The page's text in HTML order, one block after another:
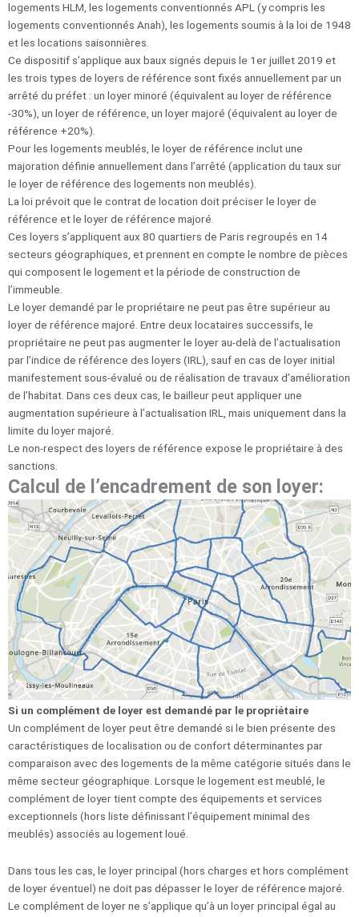
logements HLM, les logements conventionnés APL (y compris les
logements conventionnés Anah), les logements soumis à la loi de 1948
et les locations saisonnières.
Ce dispositif s’applique aux baux signés depuis le 1er juillet 2019 et
les trois types de loyers de référence sont fixés annuellement par un
arrêté du préfet : un loyer minoré (équivalent au loyer de référence
-30%), un loyer de référence, un loyer majoré (équivalent au loyer de
référence +20%).
Pour les logements meublés, le loyer de référence inclut une
majoration définie annuellement dans l’arrêté (application du taux sur
le loyer de référence des logements non meublés).
La loi prévoit que le contrat de location doit préciser le loyer de
référence et le loyer de référence majoré.
Ces loyers s’appliquent aux 80 quartiers de Paris regroupés en 14
secteurs géographiques, et prennent en compte le nombre de pièces
qui composent le logement et la période de construction de
l’immeuble.
Le loyer demandé par le propriétaire ne peut pas être supérieur au
loyer de référence majoré. Entre deux locataires successifs, le
propriétaire ne peut pas augmenter le loyer au-delà de l’actualisation
par l’indice de référence des loyers (IRL), sauf en cas de loyer initial
manifestement sous-évalué ou de réalisation de travaux d’amélioration
de l’habitat. Dans ces deux cas, le bailleur peut appliquer une
augmentation supérieure à l’actualisation IRL, mais uniquement dans la
limite du loyer majoré.
Le non-respect des loyers de référence expose le propriétaire à des
sanctions.
Calcul de l’encadrement de son loyer:
Si un complément de loyer est demandé par le propriétaire
Un complément de loyer peut être demandé si le bien présente des
caractéristiques de localisation ou de confort déterminantes par
comparaison avec des logements de la même catégorie situés dans le
même secteur géographique. Lorsque le logement est meublé, le
complément de loyer tient compte des équipements et services
exceptionnels (hors liste définissant l’équipement minimal des
meublés) associés au logement loué.
Dans tous les cas, le loyer principal (hors charges et hors complément
de loyer éventuel) ne doit pas dépasser le loyer de référence majoré.
Le complément de loyer ne s’applique qu’à un loyer principal égal au